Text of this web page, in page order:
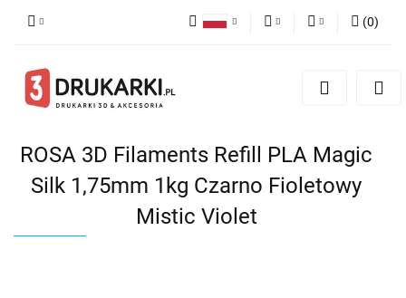
English
Zarejestruj się
(0)
ROSA 3D Filaments Refill PLA Magic
Silk 1,75mm 1kg Czarno Fioletowy
Mistic Violet